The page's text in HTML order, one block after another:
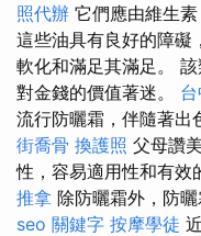
照代辦 它們應由維生
這些油具有良好的障礙
軟化和滿足其滿足。
對金錢的價值著迷。
流行防曬霜，伴隨著出
街喬骨 換護照 父母讚
性，容易適用性和有效
推拿 除防曬霜外，防
seo 關鍵字 按摩學徒